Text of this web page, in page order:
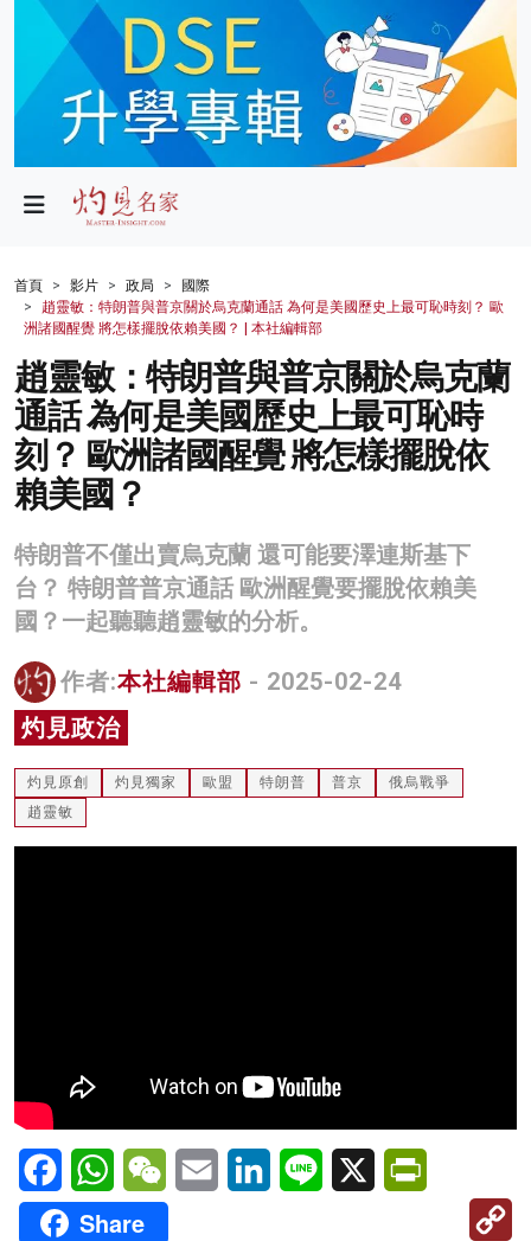
政局
財經
生活
健康
商業
科技
影片
名家榜
灼見活動
關於我們
首頁 影片 政局
國際
趙靈敏：特朗普與普京關於烏克蘭通話 為何是美國歷史上最可恥時刻？ 歐
洲諸國醒覺 將怎樣擺脫依賴美國？ | 本社編輯部
趙靈敏：特朗普與普京關於烏克蘭
通話 為何是美國歷史上最可恥時
刻？ 歐洲諸國醒覺 將怎樣擺脫依
賴美國？
特朗普不僅出賣烏克蘭 還可能要澤連斯基下
台？ 特朗普普京通話 歐洲醒覺要擺脫依賴美
國？一起聽聽趙靈敏的分析。
作者:本社編輯部 - 2025-02-24
灼見政治
灼見原創 灼見獨家 歐盟 特朗普 普京
俄烏戰爭
趙靈敏
FacebookWhatsAppWeChatEmail LinkedInLine X
Share